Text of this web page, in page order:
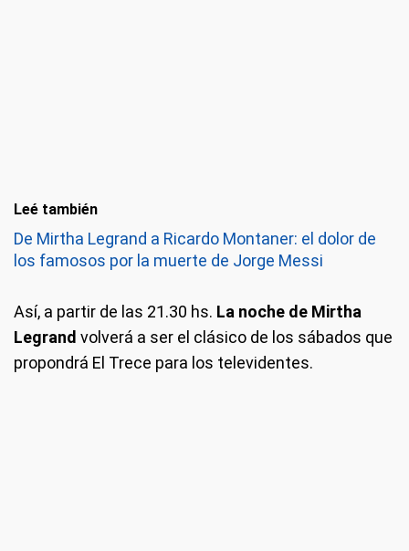
Leé también
De Mirtha Legrand a Ricardo Montaner: el dolor de
los famosos por la muerte de Jorge Messi
Así, a partir de las 21.30 hs. La noche de Mirtha
Legrand volverá a ser el clásico de los sábados que
propondrá El Trece para los televidentes.